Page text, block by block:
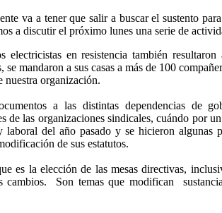
va a tener que salir a buscar el sustento
a discutir el próximo lunes una serie de
electricistas en resistencia también
se mandaron a sus casas a más de 100
nuestra organización.
a las distintas dependencias de
de las organizaciones sindicales, cuándo por
laboral del año pasado y se hicieron algunas
de sus estatutos.
es la elección de las mesas directivas,
cambios. Son temas que modifican